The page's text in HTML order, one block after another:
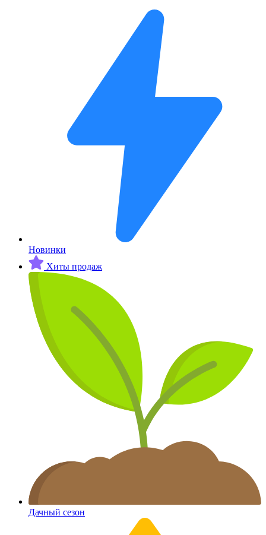
Новинки
Хиты продаж
Дачный сезон